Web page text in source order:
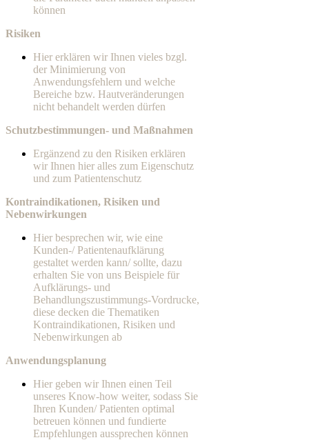
können
Risiken
Hier erklären wir Ihnen vieles bzgl.
der Minimierung von
Anwendungsfehlern und welche
Bereiche bzw. Hautveränderungen
nicht behandelt werden dürfen
Schutzbestimmungen- und Maßnahmen
Ergänzend zu den Risiken erklären
wir Ihnen hier alles zum Eigenschutz
und zum Patientenschutz
Kontraindikationen, Risiken und
Nebenwirkungen
Hier besprechen wir, wie eine
Kunden-/ Patientenaufklärung
gestaltet werden kann/ sollte, dazu
erhalten Sie von uns Beispiele für
Aufklärungs- und
Behandlungszustimmungs-Vordrucke,
diese decken die Thematiken
Kontraindikationen, Risiken und
Nebenwirkungen ab
Anwendungsplanung
Hier geben wir Ihnen einen Teil
unseres Know-how weiter, sodass Sie
Ihren Kunden/ Patienten optimal
betreuen können und fundierte
Empfehlungen aussprechen können